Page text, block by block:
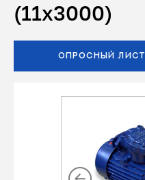
(11х3000)
ОПРОСНЫЙ ЛИСТ